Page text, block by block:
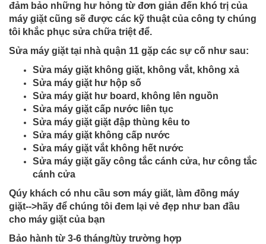
đảm bảo những hư hỏng từ đơn giản đến khó trị của
máy giặt cũng sẽ được các kỹ thuật của công ty chúng
tôi khắc phục sửa chữa triệt để.
Sửa máy giặt tại nhà quận 11 gặp các sự cố như sau:
Sửa máy giặt không giặt, không vắt, không xả
Sửa máy giặt hư hộp số
Sửa máy giặt hư board, không lên nguồn
Sửa máy giặt cấp nước liên tục
Sửa máy giặt giặt đập thùng kêu to
Sửa máy giặt không cấp nước
Sửa máy giặt vắt không hết nước
Sửa máy giặt gãy công tắc cánh cửa, hư công tắc
cánh cửa
Qúy khách có nhu cầu sơn máy giăt, làm đồng máy
giặt-->hãy để chúng tôi đem lại vẻ đẹp như ban đầu
cho máy giặt của bạn
Bảo hành từ 3-6 tháng/tùy trường hợp